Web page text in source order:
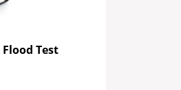
Flood Test